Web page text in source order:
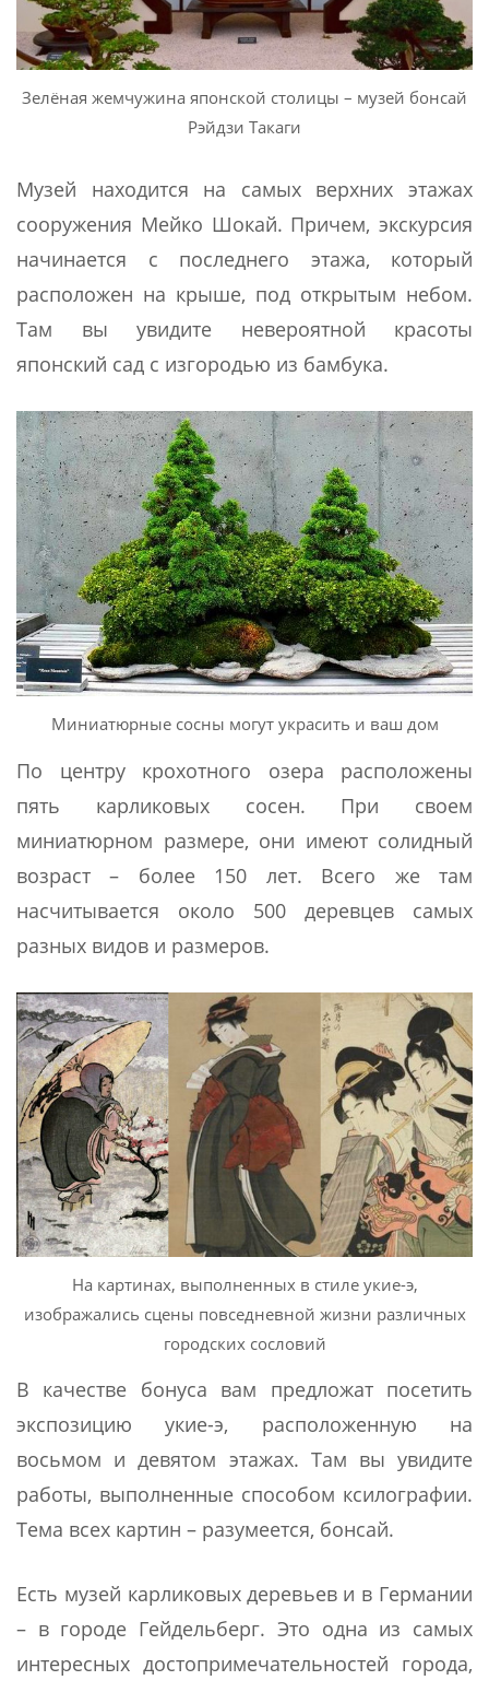
Зелёная жемчужина японской столицы – музей бонсай
Рэйдзи Такаги
Музей находится на самых верхних этажах
сооружения Мейко Шокай. Причем, экскурсия
начинается с последнего этажа, который
расположен на крыше, под открытым небом.
Там вы увидите невероятной красоты
японский сад с изгородью из бамбука.
Миниатюрные сосны могут украсить и ваш дом
По центру крохотного озера расположены
пять карликовых сосен. При своем
миниатюрном размере, они имеют солидный
возраст – более 150 лет. Всего же там
насчитывается около 500 деревцев самых
разных видов и размеров.
На картинах, выполненных в стиле укие-э,
изображались сцены повседневной жизни различных
городских сословий
В качестве бонуса вам предложат посетить
экспозицию укие-э, расположенную на
восьмом и девятом этажах. Там вы увидите
работы, выполненные способом ксилографии.
Тема всех картин – разумеется, бонсай.
Есть музей карликовых деревьев и в Германии
– в городе Гейдельберг. Это одна из самых
интересных достопримечательностей города,